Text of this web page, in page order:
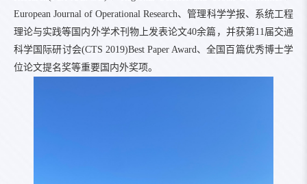
European Journal of Operational Research、管理科学学报、系统工程
理论与实践等国内外学术刊物上发表论文40余篇，并获第11届交通
科学国际研讨会(CTS 2019)Best Paper Award、全国百篇优秀博士学
位论文提名奖等重要国内外奖项。